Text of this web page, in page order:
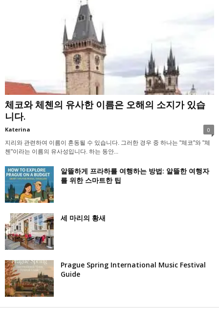
체코와 체첸의 유사한 이름은 오해의 소지가 있습
니다.
Katerina 0
지리와 관련하여 이름이 혼동될 수 있습니다. 그러한 경우 중 하나는 "체코"와 "체
첸"이라는 이름의 유사성입니다. 하는 동안...
알뜰하게 프라하를 여행하는 방법: 알뜰한 여행자
를 위한 스마트한 팁
세 마리의 황새
Prague Spring International Music Festival
Guide